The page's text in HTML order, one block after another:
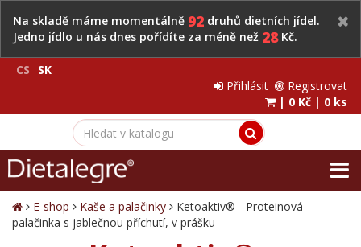
Na skladě máme momentálně 92 druhů dietních jídel.
Jedno jídlo u nás dnes pořídíte za méně než 28Kč.
CS
SK
Přihlásit
Registrovat
| 0 Kč | 0 ks
E-shop Kaše a palačinky
Ketoaktiv® - Proteinová
palačinka s jablečnou příchutí, v prášku